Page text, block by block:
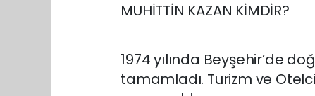
MUHİTTİN KAZAN KİMDİR?
1974 yılında Beyşehir’de
tamamladı. Turizm ve